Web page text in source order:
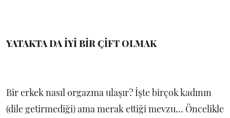
YATAKTA DA İYİ BİR ÇİFT OLMAK
Bir erkek nasıl orgazma ulaşır? İşte birçok kadının
(dile getirmediği) ama merak ettiği mevzu... Öncelikle